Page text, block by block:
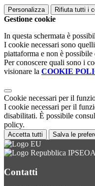
Personalizza Rifiuta tutti i
Gestione cookie
In questa schermata è
I cookie necessari sono
piattaforma e non è
Per conoscere quali sono i
visionare la COOKIE
Cookie necessari per il
I cookie necessari per il
disabilitati. È possibile
policy.
Accetta tutti Salva le
Contatti